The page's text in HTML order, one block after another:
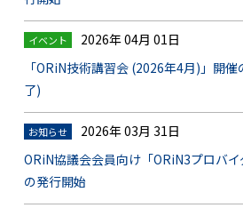
イベント
2026年 04月 01日
「ORiN技術講習会 (2026年4月)」開
了)
お知らせ
2026年 03月 31日
ORiN協議会会員向け「ORiN3プロバイ
の発行開始